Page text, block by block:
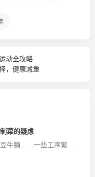
动全攻略
，健康减重
菜的疑虑